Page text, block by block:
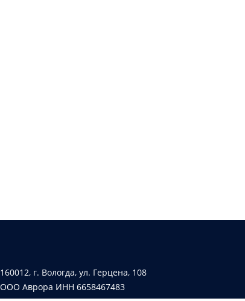
160012, г. Вологда, ул. Герцена, 108
ООО Аврора ИНН 6658467483